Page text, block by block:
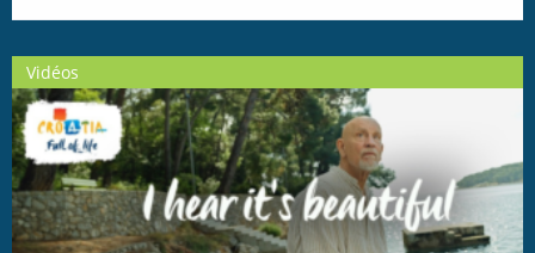
Vidéos